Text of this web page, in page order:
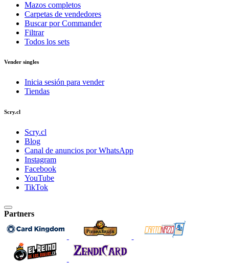
Mazos completos
Carpetas de vendedores
Buscar por Commander
Filtrar
Todos los sets
Vender singles
Inicia sesión para vender
Tiendas
Scry.cl
Scry.cl
Blog
Canal de anuncios por WhatsApp
Instagram
Facebook
YouTube
TikTok
Partners